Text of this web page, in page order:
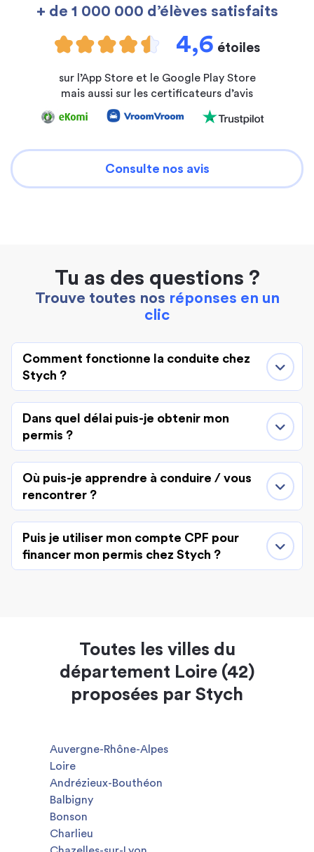
+ de 1 000 000 d’élèves satisfaits
4,6 étoiles
sur l’App Store et le Google Play Store
mais aussi sur les certificateurs d’avis
Consulte nos avis
Tu as des questions ?
Trouve toutes nos réponses en un
clic
Comment fonctionne la conduite chez
Stych ?
Dans quel délai puis-je obtenir mon
permis ?
Où puis-je apprendre à conduire / vous
rencontrer ?
Puis je utiliser mon compte CPF pour
financer mon permis chez Stych ?
Toutes les villes du
département Loire (42)
proposées par Stych
Auvergne-Rhône-Alpes
Loire
Andrézieux-Bouthéon
Balbigny
Bonson
Charlieu